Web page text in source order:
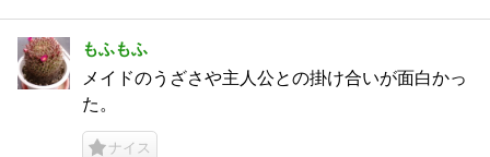
もふもふ
メイドのうざさや主人公との掛け合いが面白かっ
た。
ナイス